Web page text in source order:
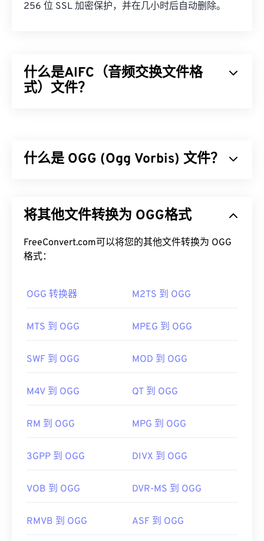
256 位 SSL 加密保护，并在几小时后自动删除。
什么是AIFC（音频交换文件格
式）文件？
互换，即使以“C”结尾的扩展名才是正确的名称。
打开 AIFC 文件的最佳程序是iTunes。另一个不错的
在大多数平台上运行，包括 Mac OS X 和移动设备。
具体来说，在 Windows 上，
开发者： Apple Inc.
有用的链接：
https://en.wikipedia.org/wiki/
什么是 OGG (Ogg Vorbis) 文件？
免版税的编码方案。与MP3一样，OGG 文件以其高
标题信息。
打开 OGG 文件的默认程序是VLC 媒体播放器
Media Player、 RealPlayer、Winamp、
如果需要，您可以直接在
Google Drive中打开 OGG
设备上使用。请注意，Apple 产品不支持 OGG。
首次发行：2000 年
https://xiph.org/vorbis/
将其他文件转换为 OGG格式
FreeConvert.com可以将您的其他文件转换为 OGG
格式：
OGG 转换器 M2TS 到 OGG
MTS 到 OGG MPEG 到 OGG
SWF 到 OGG MOD 到 OGG
M4V 到 OGG QT 到 OGG
RM 到 OGG MPG 到 OGG
3GPP 到 OGG DIVX 到 OGG
VOB 到 OGG DVR-MS 到 OGG
RMVB 到 OGG ASF 到 OGG